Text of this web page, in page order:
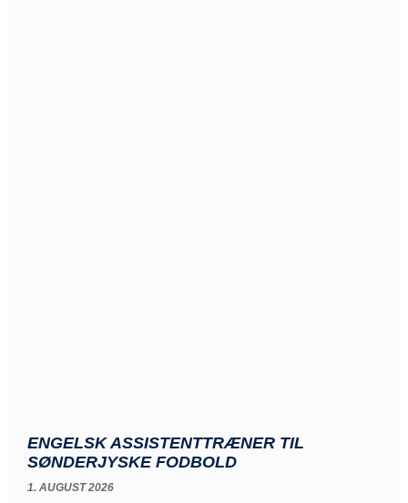
ENGELSK ASSISTENTTRÆNER TIL
SØNDERJYSKE FODBOLD
1. AUGUST 2026